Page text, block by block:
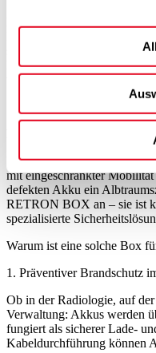
sogenannten "Thermal
kommen. Hierbei entzündet
von über 1.000 °C und
Die RETRON BOX als
In einer Umgebung wie
mit eingeschränkter
defekten Akku ein
RETRON BOX an – sie ist
spezialisierte
Warum ist eine solche Box
1. Präventiver Brandschutz
Ob in der Radiologie, auf
Verwaltung: Akkus werden
fungiert als sicherer Lade-
Kabeldurchführung können